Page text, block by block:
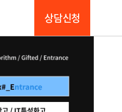
상담신청
회원정보관리